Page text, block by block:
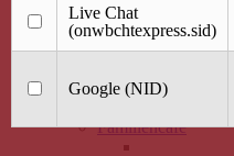
Anmelden
Startseite
Treffpunkt Jung & Alt
40 Jahre
Familiencafé
Live Chat
(onwbchtexpress.sid)
Google (NID)